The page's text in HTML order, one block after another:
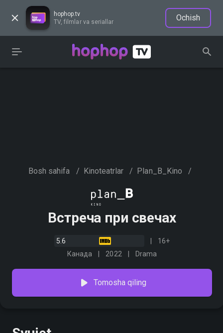
hophop.tv
TV, filmlar va seriallar
Ochish
Bosh sahifa / Kinoteatrlar / Plan_B_Kino /
Встреча при свечах
5.6
16+
Канада
2022 Drama
Tomosha qiling